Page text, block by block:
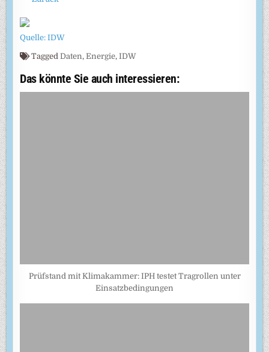
Quelle: IDW
TaggedDaten,Energie,IDW
Das könnte Sie auch interessieren:
Prüfstand mit Klimakammer: IPH testet Tragrollen unter
Einsatzbedingungen